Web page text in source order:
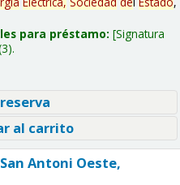
para préstamo: Signatura
al carrito
Antoni Oeste,